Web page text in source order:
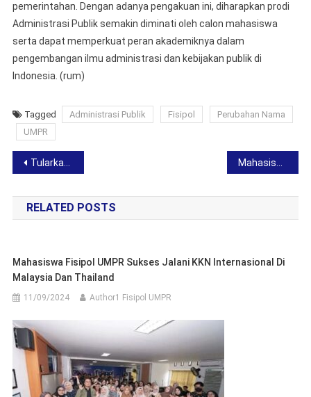
pemerintahan. Dengan adanya pengakuan ini, diharapkan prodi
Administrasi Publik semakin diminati oleh calon mahasiswa
serta dapat memperkuat peran akademiknya dalam
pengembangan ilmu administrasi dan kebijakan publik di
Indonesia. (rum)
Tagged Administrasi Publik Fisipol
Perubahan Nama
UMPR
Post
navigation
Tularkan Budaya Riset: Dosen dan Mahasiswa FISIPOL UMPR Terbitkan Penelitian Internasional Mahasiswa FISIPOL UMPR Laksanakan KKN di Tiga Wilayah Kalteng
RELATED POSTS
Mahasiswa Fisipol UMPR Sukses Jalani KKN Internasional Di
Malaysia Dan Thailand
11/09/2024 Author1 Fisipol UMPR